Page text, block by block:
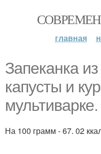
главная
Запеканка
капусты и
мультиварке.
На 100 грамм - 67. 02